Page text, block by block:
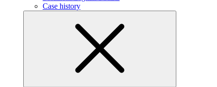
Case history